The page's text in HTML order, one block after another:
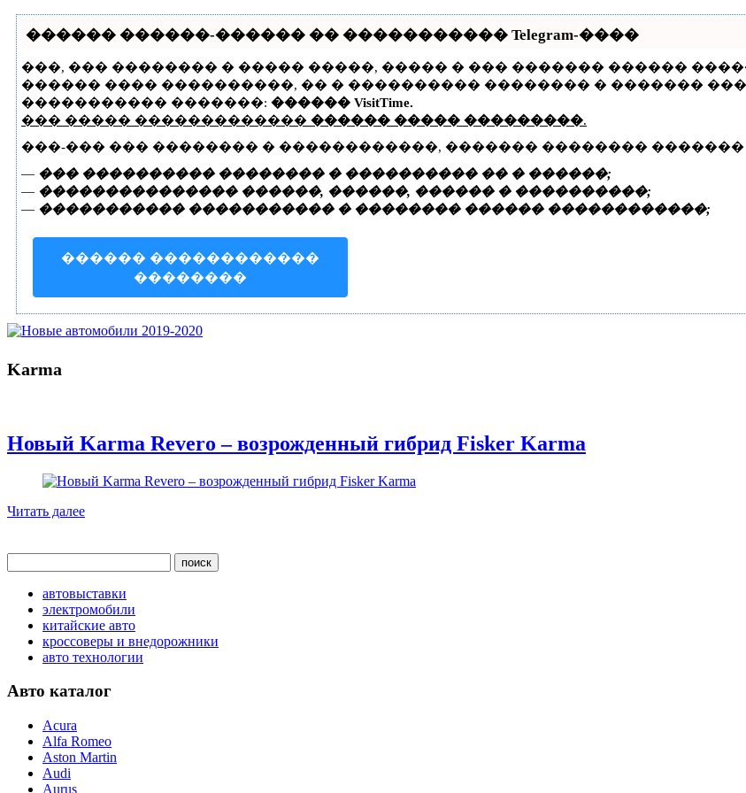
������ ������-������ �� ����������� Telegram-����
���, ��� �������� � ����� �����, ����� � ��� ������� ������
������ ���� ����������, �� � ���������� �������� � �������
����������� �������: ������ VisitTime.
��� ����� ������������� ������ ����� ���������.
���-��� ��� �������� � ������������, ������� ��������
— ��� ���������� �������� � ���������� �� � ������;
— ��������������� ������, ������, ������ � ����������;
— ����������� ����������� � �������� ������ ������������;
������ ������������
��������
Karma
Новый Karma Revero – возрожденный гибрид Fisker Karma
Читать далее
автовыставки
электромобили
китайские авто
кроссоверы и внедорожники
авто технологии
Авто каталог
Acura
Alfa Romeo
Aston Martin
Audi
Aurus